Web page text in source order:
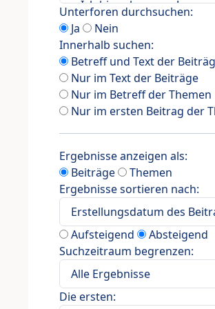
Unterforen durchsuchen:
Ja
Nein
Innerhalb suchen:
Betreff und Text der
Nur im Text der Beiträge
Nur im Betreff der Themen
Nur im ersten Beitrag der
Ergebnisse anzeigen als:
Beiträge
Themen
Ergebnisse sortieren nach:
Aufsteigend
Absteigend
Suchzeitraum begrenzen:
Die ersten: